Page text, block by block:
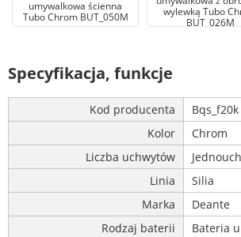
umywalkowa ścienna
Tubo Chrom BUT_050M
wylewką Tubo
BUT_026M
Specyfikacja, funkcje
Kod producenta
Bqs_f20k
Kolor
Chrom
Liczba uchwytów
Linia
Silia
Marka
Deante
Rodzaj baterii
Bateria